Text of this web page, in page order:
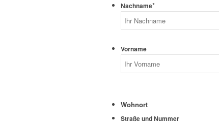
Nachname*
Vorname
Wohnort
Straße und Nummer